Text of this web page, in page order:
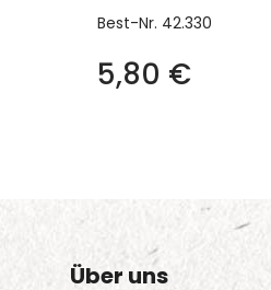
Best-Nr. 42.330
5,80 €
Über uns